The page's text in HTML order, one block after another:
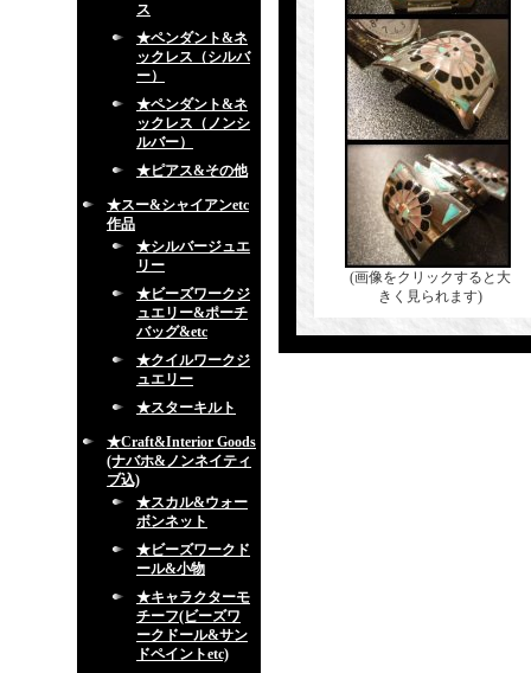
ス
★ペンダント&ネ
ックレス（シルバ
ー）
★ペンダント&ネ
ックレス（ノンシ
ルバー）
★ピアス&その他
★スー&シャイアンetc
作品
★シルバージュエ
リー
★ビーズワークジ
ュエリー&ポーチ
バッグ&etc
★クイルワークジ
ュエリー
★スターキルト
★Craft&Interior Goods
(ナバホ&ノンネイティ
ブ込)
★スカル&ウォー
ボンネット
★ビーズワークド
ール&小物
★キャラクターモ
チーフ(ビーズワ
ークドール&サン
ドペイントetc)
(画像をクリックすると大
きく見られます)